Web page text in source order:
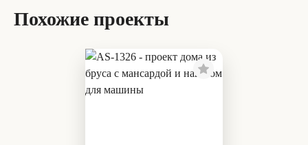
Похожие проекты